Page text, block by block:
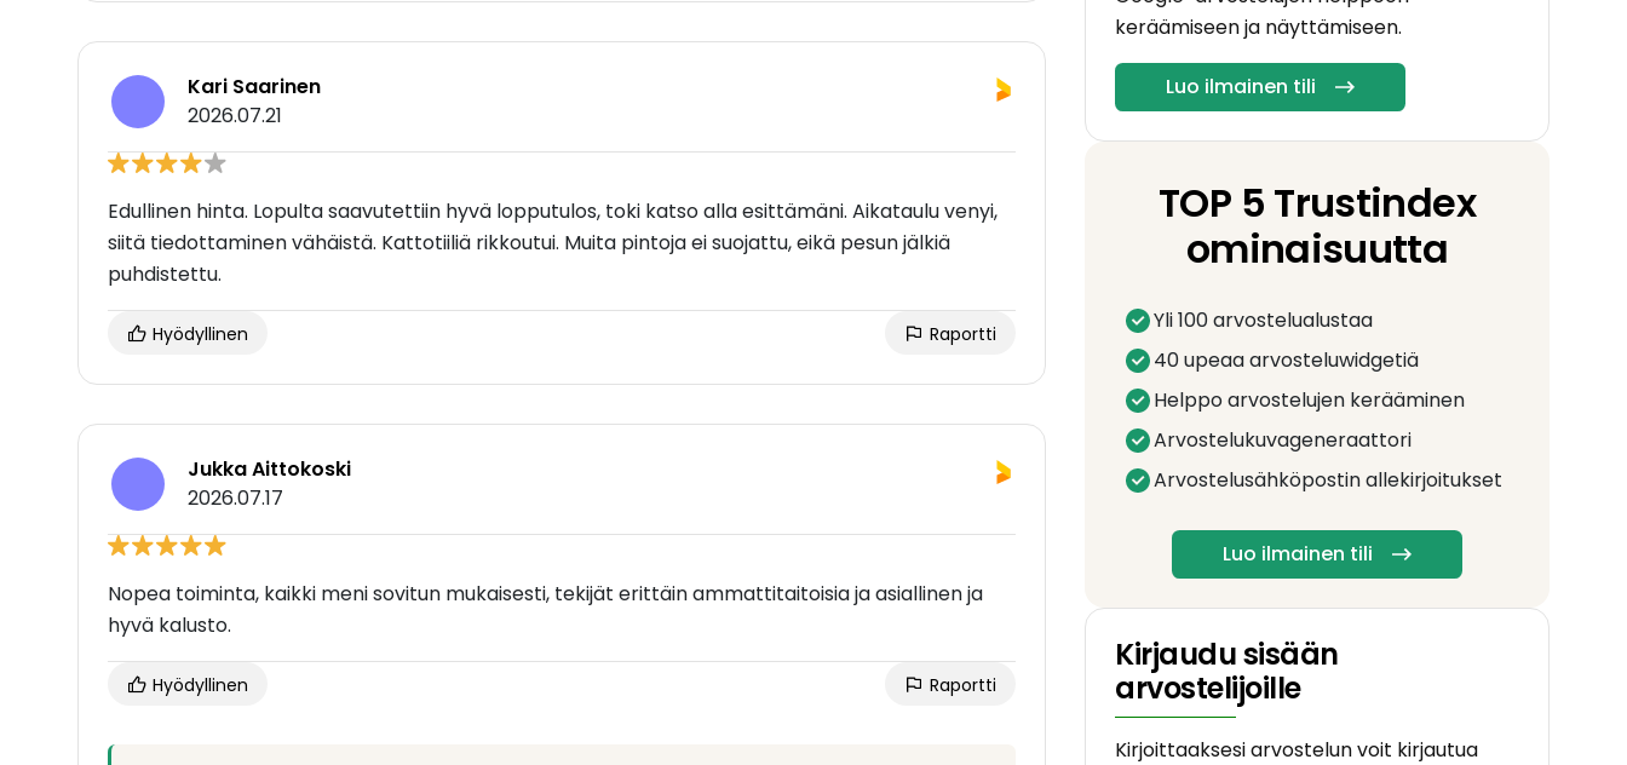
Kari Saarinen
2026.07.21
Edullinen hinta. Lopulta saavutettiin hyvä lopputulos, toki katso alla esittämäni. Aikataulu venyi,
siitä tiedottaminen vähäistä. Kattotiiliä rikkoutui. Muita pintoja ei suojattu, eikä pesun jälkiä
puhdistettu.
Hyödyllinen Raportti
Jukka Aittokoski
2026.07.17
Nopea toiminta, kaikki meni sovitun mukaisesti, tekijät erittäin ammattitaitoisia ja asiallinen ja
hyvä kalusto.
Hyödyllinen Raportti
keräämiseen ja näyttämiseen.
Luo ilmainen tili
TOP 5 Trustindex
ominaisuutta
Yli 100 arvostelualustaa
40 upeaa arvosteluwidgetiä
Helppo arvostelujen kerääminen
Arvostelukuvageneraattori
Arvostelusähköpostin allekirjoitukset
Luo ilmainen tili
Kirjaudu sisään
arvostelijoille
Kirjoittaaksesi arvostelun voit kirjautua